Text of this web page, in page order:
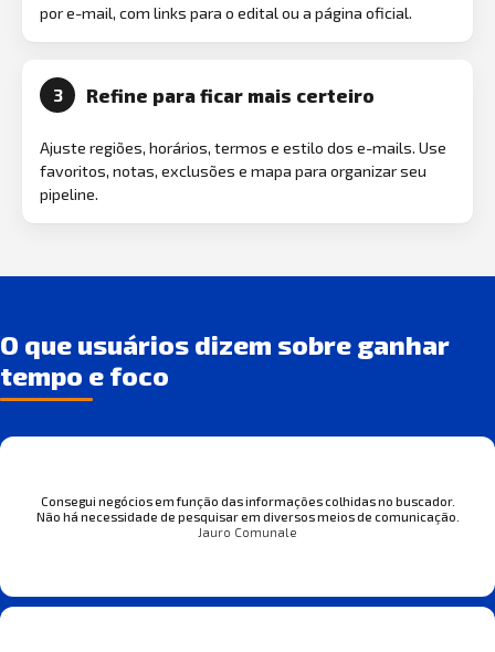
por e-mail, com links para o edital ou a página oficial.
3 Refine para ficar mais certeiro
Ajuste regiões, horários, termos e estilo dos e-mails. Use
favoritos, notas, exclusões e mapa para organizar seu
pipeline.
O que usuários dizem sobre ganhar
tempo e foco
Consegui negócios em função das informações colhidas no buscador.
Não há necessidade de pesquisar em diversos meios de comunicação.
Jauro Comunale